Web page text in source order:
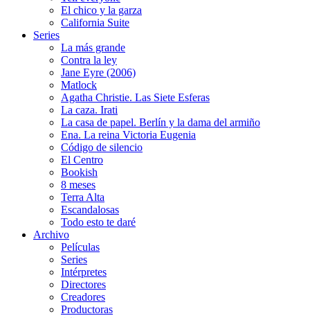
El chico y la garza
California Suite
Series
La más grande
Contra la ley
Jane Eyre (2006)
Matlock
Agatha Christie. Las Siete Esferas
La caza. Irati
La casa de papel. Berlín y la dama del armiño
Ena. La reina Victoria Eugenia
Código de silencio
El Centro
Bookish
8 meses
Terra Alta
Escandalosas
Todo esto te daré
Archivo
Películas
Series
Intérpretes
Directores
Creadores
Productoras